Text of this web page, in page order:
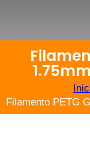
Filamento PETG